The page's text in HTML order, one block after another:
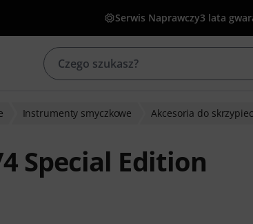
Serwis Naprawczy3 lata
Instrumenty smyczkowe Akcesoria do skrzypiec
Special Edition